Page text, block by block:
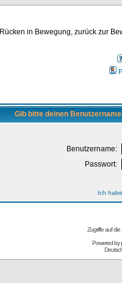
Rücken in Bewegung, zurück zur
Gib bitte deinen
Benutzername:
Passwort:
Ich
Zugriffe auf
Powered by